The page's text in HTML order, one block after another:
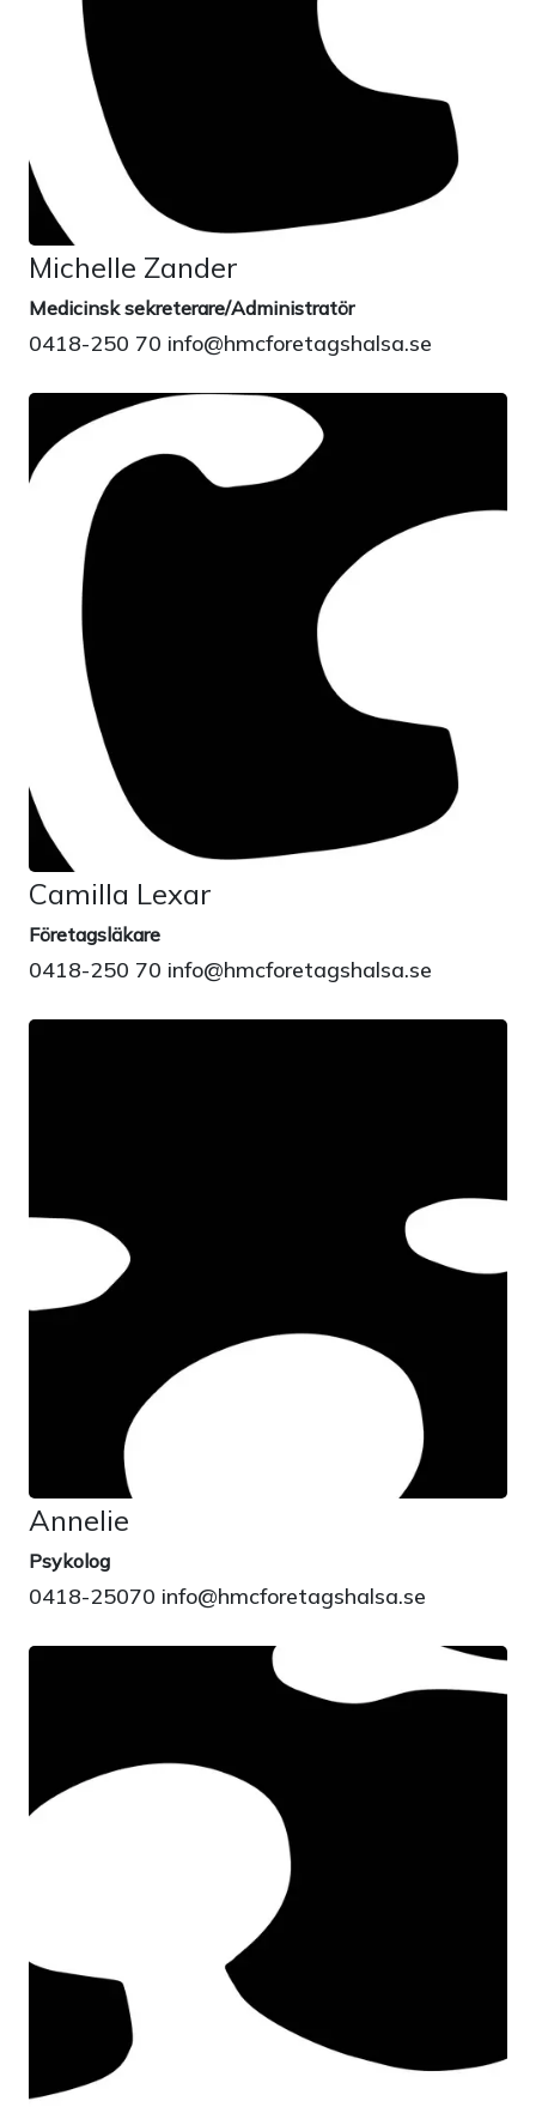
Michelle Zander
Medicinsk sekreterare/Administratör
0418-250 70 info@hmcforetagshalsa.se
Camilla Lexar
Företagsläkare
0418-250 70 info@hmcforetagshalsa.se
Annelie
Psykolog
0418-25070 info@hmcforetagshalsa.se